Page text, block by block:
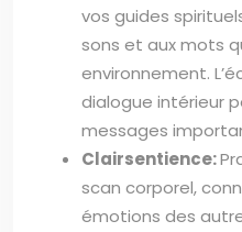
vos guides
sons et aux mots
environnement.
dialogue intérieur
messages
Clairsentience:
scan corporel,
émotions des